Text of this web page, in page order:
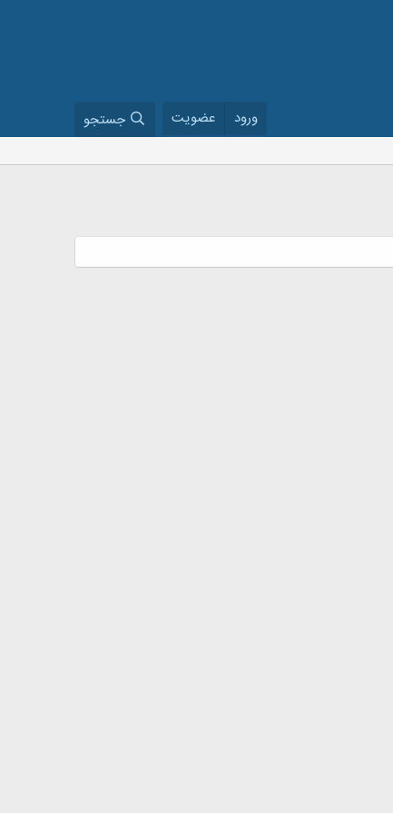
ورود عضویت جستجو